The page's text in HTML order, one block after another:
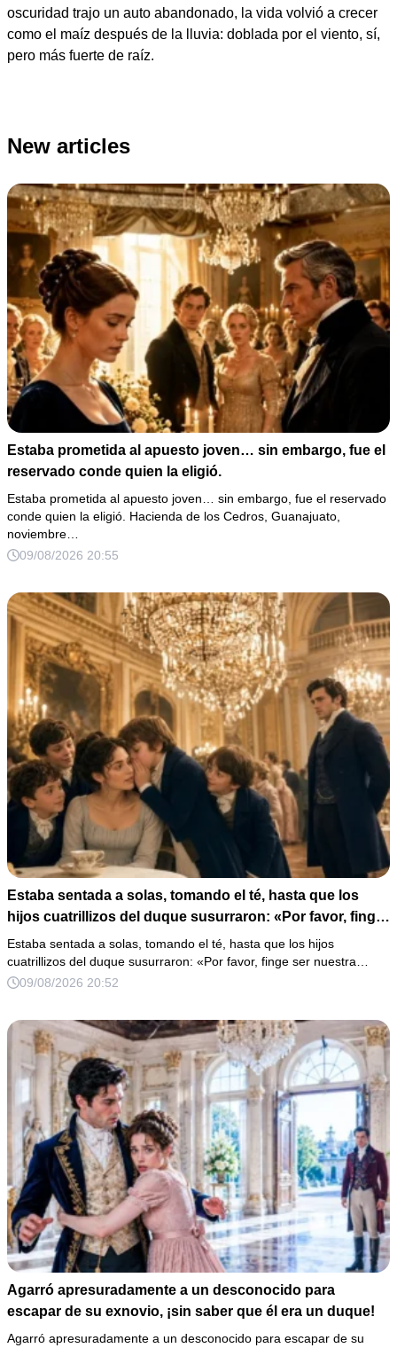
oscuridad trajo un auto abandonado, la vida volvió a crecer
como el maíz después de la lluvia: doblada por el viento, sí,
pero más fuerte de raíz.
New articles
Estaba prometida al apuesto joven… sin embargo, fue el
reservado conde quien la eligió.
Estaba prometida al apuesto joven… sin embargo, fue el reservado
conde quien la eligió. Hacienda de los Cedros, Guanajuato,
noviembre…
09/08/2026 20:55
Estaba sentada a solas, tomando el té, hasta que los
hijos cuatrillizos del duque susurraron: «Por favor, finge
ser nuestra madre…»
Estaba sentada a solas, tomando el té, hasta que los hijos
cuatrillizos del duque susurraron: «Por favor, finge ser nuestra…
09/08/2026 20:52
Agarró apresuradamente a un desconocido para
escapar de su exnovio, ¡sin saber que él era un duque!
Agarró apresuradamente a un desconocido para escapar de su